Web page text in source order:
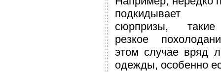
подкидывает
сюрпризы,
резкое
этом случае вряд
одежды, особенно